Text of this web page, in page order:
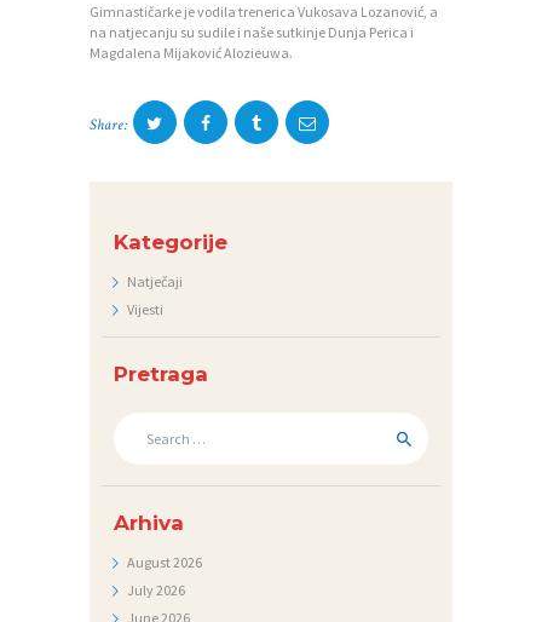
Gimnastičarke je vodila trenerica Vukosava Lozanović, a
na natjecanju su sudile i naše sutkinje Dunja Perica i
Magdalena Mijaković Alozieuwa.
Share:
Kategorije
Natječaji
Vijesti
Pretraga
Arhiva
August2026
July2026
June2026